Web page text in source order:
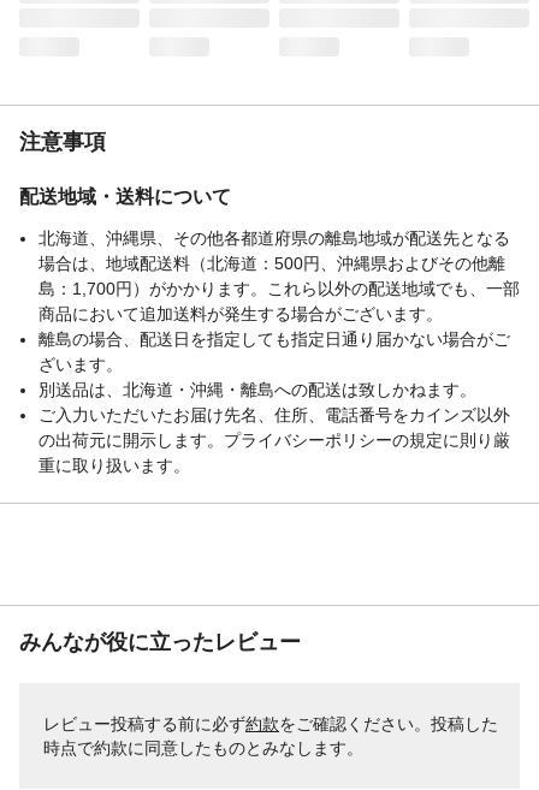
商品仕様
抗菌防汚加工・電子レンジ可能・食洗機対
材質・素材
具/ABS樹脂
耐熱温度（℃）
１００
電子レンジ対応
○
食洗浄器対応
○
使用上の注意
火のそばに置かないでください
生産国
抗菌加工
○
使用不可
直火・オーブン・グリルは使用不可
使用例
会社や学校での昼食
注意事項
配送地域・送料について
北海道、沖縄県、その他各都道府県の離島地域が配送先となる
場合は、地域配送料（北海道：500円、沖縄県およびその他離
島：1,700円）がかかります。これら以外の配送地域でも、一部
商品において追加送料が発生する場合がございます。
離島の場合、配送日を指定しても指定日通り届かない場合がご
ざいます。
別送品は、北海道・沖縄・離島への配送は致しかねます。
ご入力いただいたお届け先名、住所、電話番号をカインズ以外
の出荷元に開示します。プライバシーポリシーの規定に則り厳
重に取り扱います。
みんなが役に立ったレビュー
レビュー投稿する前に必ず約款をご確認ください。投稿した
時点で約款に同意したものとみなします。